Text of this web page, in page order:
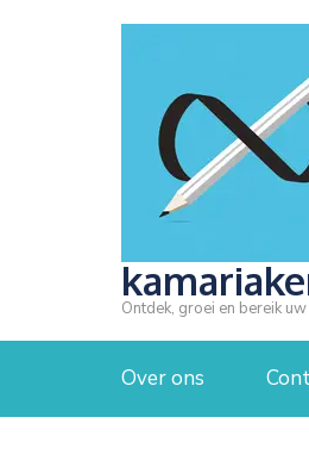
Ontdek, groei en bereik
Over ons